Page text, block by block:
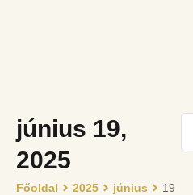
június 19,
2025
Főoldal 2025 június 19